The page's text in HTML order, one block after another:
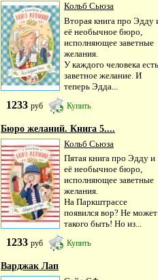
Кольб Сьюза
Вторая книга про Эдду
её необычное бюро,
исполняющее заветные
желания.
У каждого человека есть
заветное желание. И
теперь Эдда...
1233 руб Купить
Бюро желаний. Книга 5....
Кольб Сьюза
Пятая книга про Эдду и
её необычное бюро,
исполняющее заветные
желания.
На Паркштрассе
появился вор? Не может
такого быть! Но из...
1233 руб Купить
Варджак Лап